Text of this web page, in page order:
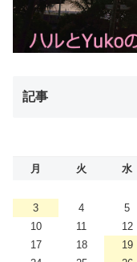
記事
月 火 水
3
4 5
10
11 12
17
18 19